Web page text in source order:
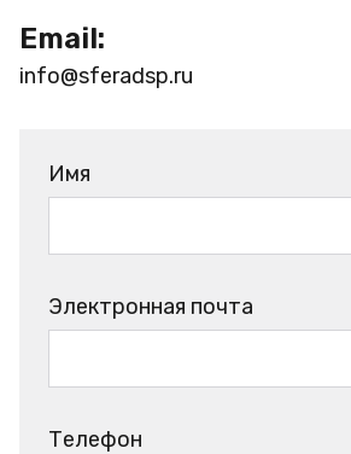
Email:
info@sferadsp.ru
Имя
Электронная почта
Телефон